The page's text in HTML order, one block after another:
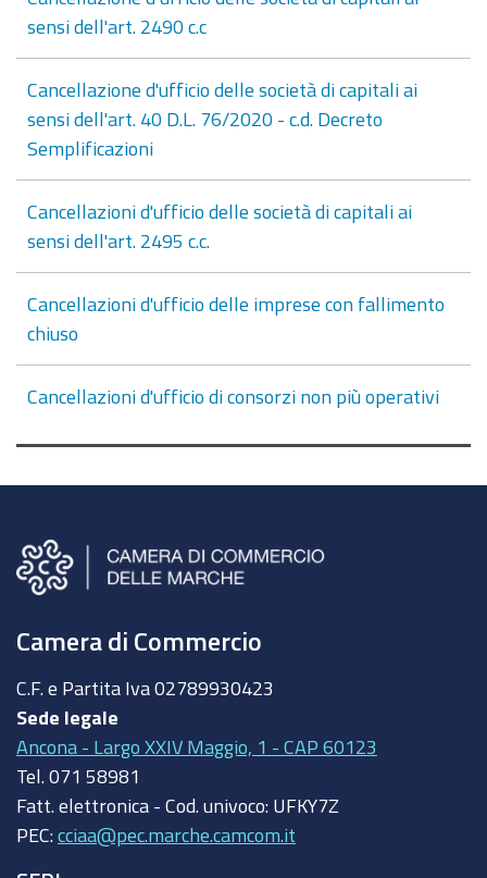
sensi dell'art. 2490 c.c
Cancellazione d'ufficio delle società di capitali ai
sensi dell'art. 40 D.L. 76/2020 - c.d. Decreto
Semplificazioni
Cancellazioni d'ufficio delle società di capitali ai
sensi dell'art. 2495 c.c.
Cancellazioni d'ufficio delle imprese con fallimento
chiuso
Cancellazioni d'ufficio di consorzi non più operativi
Camera di Commercio
C.F. e Partita Iva 02789930423
Sede legale
Ancona - Largo XXIV Maggio, 1 - CAP 60123
Tel. 071 58981
Fatt. elettronica - Cod. univoco: UFKY7Z
PEC: cciaa@pec.marche.camcom.it